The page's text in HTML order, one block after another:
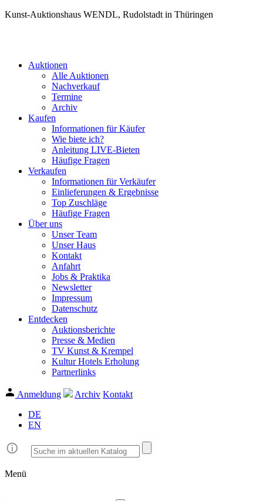
Kunst-Auktionshaus WENDL, Rudolstadt in Thüringen
Auktionen
Alle Auktionen
Nachverkauf
Termine
Archiv
Kaufen
Informationen für Käufer
Wie biete ich?
Anleitung LIVE-Bieten
Häufige Fragen
Verkaufen
Informationen für Verkäufer
Einlieferungen & Ergebnisse
Top Zuschläge
Häufige Fragen
Über uns
Unser Team
Unser Haus
Kontakt
Anfahrt
Jobs & Praktika
Newsletter
Impressum
Datenschutz
Entdecken
Auktionsberichte
Presse & Medien
TV Kunst & Krempel
Kultur Hotels Erholung
Partnerlinks
Anmeldung Archiv Kontakt
DE
EN
Menü